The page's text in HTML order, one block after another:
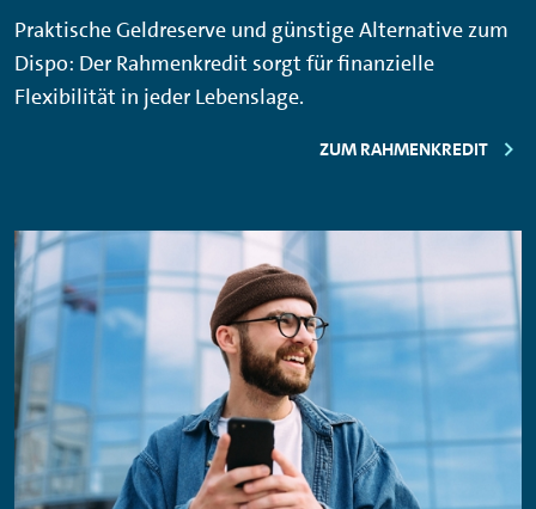
Praktische Geldreserve und günstige Alternative zum
Dispo: Der Rahmenkredit sorgt für finanzielle
Flexibilität in jeder Lebenslage.
ZUM RAHMENKREDIT